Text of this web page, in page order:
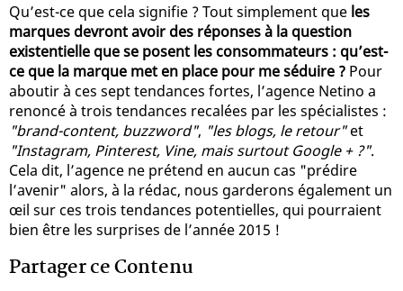
Qu’est-ce que cela signifie ? Tout simplement que les
marques devront avoir des réponses à la question
existentielle que se posent les consommateurs : qu’est-
ce que la marque met en place pour me séduire ? Pour
aboutir à ces sept tendances fortes, l’agence Netino a
renoncé à trois tendances recalées par les spécialistes :
"brand-content, buzzword", "les blogs, le retour"et
"Instagram, Pinterest, Vine, mais surtout Google + ?".
Cela dit, l’agence ne prétend en aucun cas "prédire
l’avenir" alors, à la rédac, nous garderons également un
œil sur ces trois tendances potentielles, qui pourraient
bien être les surprises de l’année 2015 !
Partager ce Contenu